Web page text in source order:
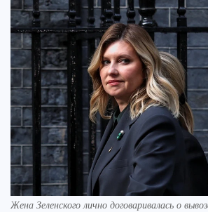
Жена Зеленского лично договаривалась о